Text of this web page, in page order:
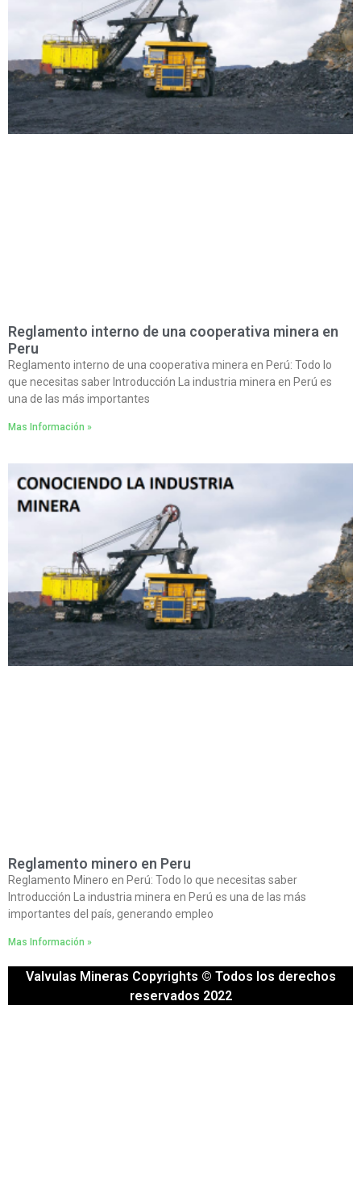
Reglamento interno de una cooperativa minera en
Peru
Reglamento interno de una cooperativa minera en Perú: Todo lo
que necesitas saber Introducción La industria minera en Perú es
una de las más importantes
Mas Información »
Reglamento minero en Peru
Reglamento Minero en Perú: Todo lo que necesitas saber
Introducción La industria minera en Perú es una de las más
importantes del país, generando empleo
Mas Información »
Valvulas Mineras Copyrights © Todos los derechos
reservados 2022